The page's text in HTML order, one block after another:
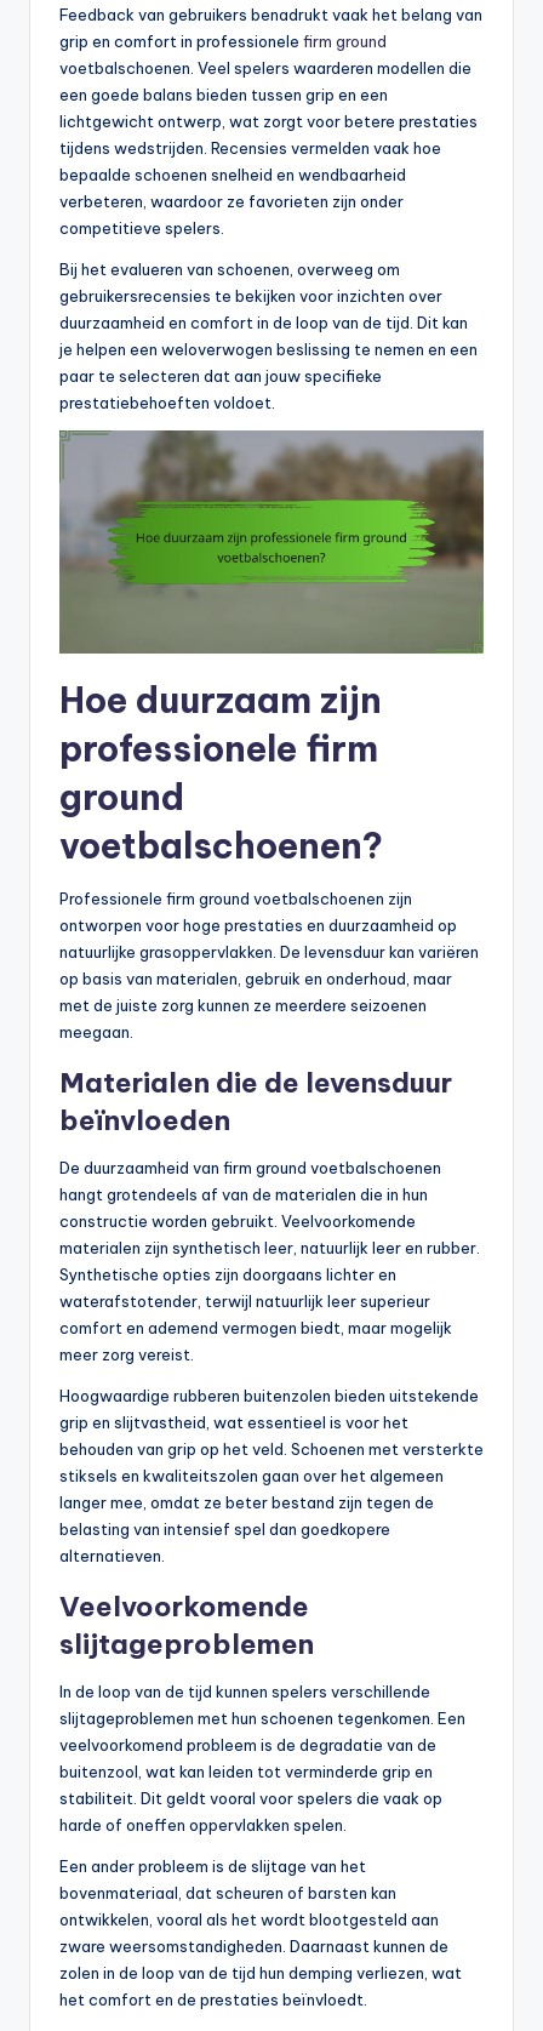
Feedback van gebruikers benadrukt vaak het belang van
grip en comfort in professionele firm ground
voetbalschoenen. Veel spelers waarderen modellen die
een goede balans bieden tussen grip en een
lichtgewicht ontwerp, wat zorgt voor betere prestaties
tijdens wedstrijden. Recensies vermelden vaak hoe
bepaalde schoenen snelheid en wendbaarheid
verbeteren, waardoor ze favorieten zijn onder
competitieve spelers.
Bij het evalueren van schoenen, overweeg om
gebruikersrecensies te bekijken voor inzichten over
duurzaamheid en comfort in de loop van de tijd. Dit kan
je helpen een weloverwogen beslissing te nemen en een
paar te selecteren dat aan jouw specifieke
prestatiebehoeften voldoet.
Hoe duurzaam zijn
professionele firm
ground
voetbalschoenen?
Professionele firm ground voetbalschoenen zijn
ontworpen voor hoge prestaties en duurzaamheid op
natuurlijke grasoppervlakken. De levensduur kan variëren
op basis van materialen, gebruik en onderhoud, maar
met de juiste zorg kunnen ze meerdere seizoenen
meegaan.
Materialen die de levensduur
beïnvloeden
De duurzaamheid van firm ground voetbalschoenen
hangt grotendeels af van de materialen die in hun
constructie worden gebruikt. Veelvoorkomende
materialen zijn synthetisch leer, natuurlijk leer en rubber.
Synthetische opties zijn doorgaans lichter en
waterafstotender, terwijl natuurlijk leer superieur
comfort en ademend vermogen biedt, maar mogelijk
meer zorg vereist.
Hoogwaardige rubberen buitenzolen bieden uitstekende
grip en slijtvastheid, wat essentieel is voor het
behouden van grip op het veld. Schoenen met versterkte
stiksels en kwaliteitszolen gaan over het algemeen
langer mee, omdat ze beter bestand zijn tegen de
belasting van intensief spel dan goedkopere
alternatieven.
Veelvoorkomende
slijtageproblemen
In de loop van de tijd kunnen spelers verschillende
slijtageproblemen met hun schoenen tegenkomen. Een
veelvoorkomend probleem is de degradatie van de
buitenzool, wat kan leiden tot verminderde grip en
stabiliteit. Dit geldt vooral voor spelers die vaak op
harde of oneffen oppervlakken spelen.
Een ander probleem is de slijtage van het
bovenmateriaal, dat scheuren of barsten kan
ontwikkelen, vooral als het wordt blootgesteld aan
zware weersomstandigheden. Daarnaast kunnen de
zolen in de loop van de tijd hun demping verliezen, wat
het comfort en de prestaties beïnvloedt.